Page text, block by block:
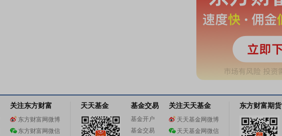
关注东方财富
东方财富网微博
东方财富网微信
天天基金 基金交易
基金开户
基金交易
关注天天基金
天天基金网微博
天天基金网微信
东方财富期货